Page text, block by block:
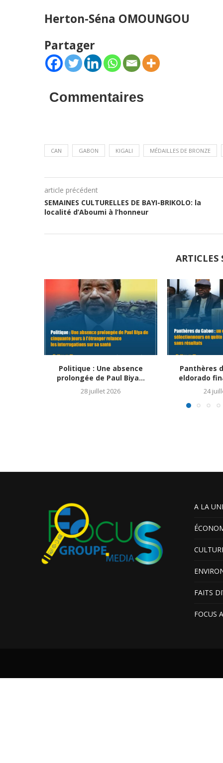
Herton-Séna OMOUNGOU
Partager
Commentaires
CAN GABON KIGALI MÉDAILLES DE BRONZE
article précédent
SEMAINES CULTURELLES DE BAYI-BRIKOLO: la
localité d’Aboumi à l’honneur
ARTICLES
Politique : Une absence
prolongée de Paul Biya...
28 juillet 2026
Panthères
eldorado
24
A LA
FAITS
FOCUS